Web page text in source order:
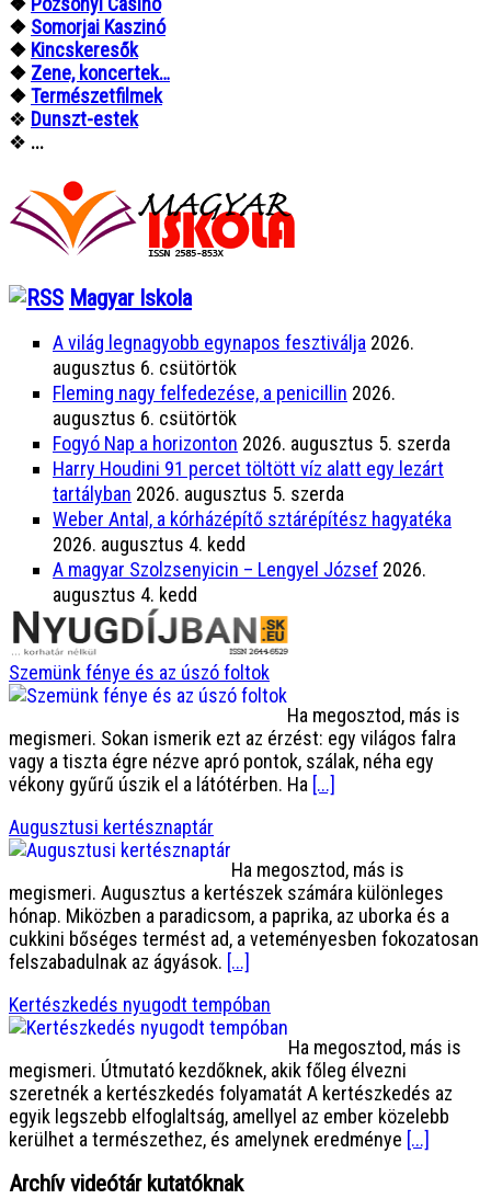
❖ Somorjai Kaszinó
❖ Kincskeresők
❖ Zene, koncertek…
❖Természetfilmek
❖ Dunszt-estek
❖ ...
Magyar Iskola
A világ legnagyobb egynapos fesztiválja 2026.
augusztus 6. csütörtök
Fleming nagy felfedezése, a penicillin 2026.
augusztus 6. csütörtök
Fogyó Nap a horizonton 2026. augusztus 5. szerda
Harry Houdini 91 percet töltött víz alatt egy lezárt
tartályban 2026. augusztus 5. szerda
Weber Antal, a kórházépítő sztárépítész hagyatéka
2026. augusztus 4. kedd
A magyar Szolzsenyicin – Lengyel József 2026.
augusztus 4. kedd
Szemünk fénye és az úszó foltok
Ha megosztod, más is
megismeri. Sokan ismerik ezt az érzést: egy világos falra
vagy a tiszta égre nézve apró pontok, szálak, néha egy
vékony gyűrű úszik el a látótérben. Ha [...]
Augusztusi kertésznaptár
Ha megosztod, más is
megismeri. Augusztus a kertészek számára különleges
hónap. Miközben a paradicsom, a paprika, az uborka és a
cukkini bőséges termést ad, a veteményesben fokozatosan
felszabadulnak az ágyások. [...]
Kertészkedés nyugodt tempóban
Ha megosztod, más is
megismeri. Útmutató kezdőknek, akik főleg élvezni
szeretnék a kertészkedés folyamatát A kertészkedés az
egyik legszebb elfoglaltság, amellyel az ember közelebb
kerülhet a természethez, és amelynek eredménye [...]
Archív videótár kutatóknak